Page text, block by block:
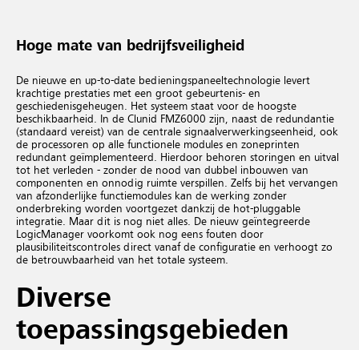
Hoge mate van bedrijfsveiligheid
De nieuwe en up-to-date bedieningspaneeltechnologie levert
krachtige prestaties met een groot gebeurtenis- en
geschiedenisgeheugen. Het systeem staat voor de hoogste
beschikbaarheid. In de Clunid FMZ6000 zijn, naast de redundantie
(standaard vereist) van de centrale signaalverwerkingseenheid, ook
de processoren op alle functionele modules en zoneprinten
redundant geïmplementeerd. Hierdoor behoren storingen en uitval
tot het verleden - zonder de nood van dubbel inbouwen van
componenten en onnodig ruimte verspillen. Zelfs bij het vervangen
van afzonderlijke functiemodules kan de werking zonder
onderbreking worden voortgezet dankzij de hot-pluggable
integratie. Maar dit is nog niet alles. De nieuw geïntegreerde
LogicManager voorkomt ook nog eens fouten door
plausibiliteitscontroles direct vanaf de configuratie en verhoogt zo
de betrouwbaarheid van het totale systeem.
Diverse
toepassingsgebieden